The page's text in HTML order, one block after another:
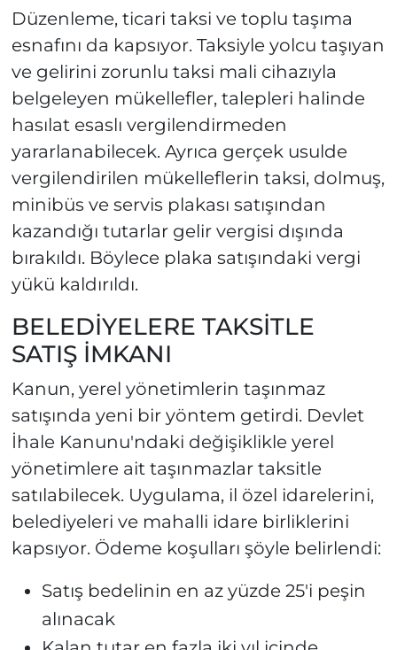
Düzenleme, ticari taksi ve toplu taşıma
esnafını da kapsıyor. Taksiyle yolcu taşıyan
ve gelirini zorunlu taksi mali cihazıyla
belgeleyen mükellefler, talepleri halinde
hasılat esaslı vergilendirmeden
yararlanabilecek. Ayrıca gerçek usulde
vergilendirilen mükelleflerin taksi, dolmuş,
minibüs ve servis plakası satışından
kazandığı tutarlar gelir vergisi dışında
bırakıldı. Böylece plaka satışındaki vergi
yükü kaldırıldı.
BELEDİYELERE TAKSİTLE
SATIŞ İMKANI
Kanun, yerel yönetimlerin taşınmaz
satışında yeni bir yöntem getirdi. Devlet
İhale Kanunu'ndaki değişiklikle yerel
yönetimlere ait taşınmazlar taksitle
satılabilecek. Uygulama, il özel idarelerini,
belediyeleri ve mahalli idare birliklerini
kapsıyor. Ödeme koşulları şöyle belirlendi:
Satış bedelinin en az yüzde 25'i peşin
alınacak